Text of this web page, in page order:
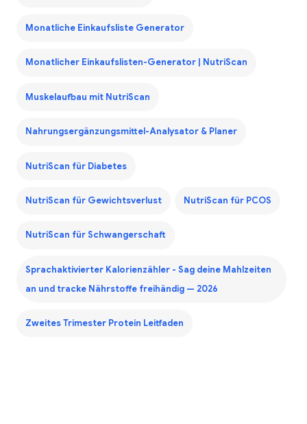
Monatliche Einkaufsliste Generator
Monatlicher Einkaufslisten-Generator | NutriScan
Muskelaufbau mit NutriScan
Nahrungsergänzungsmittel-Analysator & Planer
NutriScan für Diabetes
NutriScan für Gewichtsverlust NutriScan für PCOS
NutriScan für Schwangerschaft
Sprachaktivierter Kalorienzähler - Sag deine Mahlzeiten
an und tracke Nährstoffe freihändig — 2026
Zweites Trimester Protein Leitfaden